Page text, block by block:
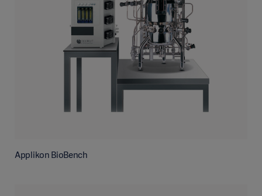
Applikon BioBench